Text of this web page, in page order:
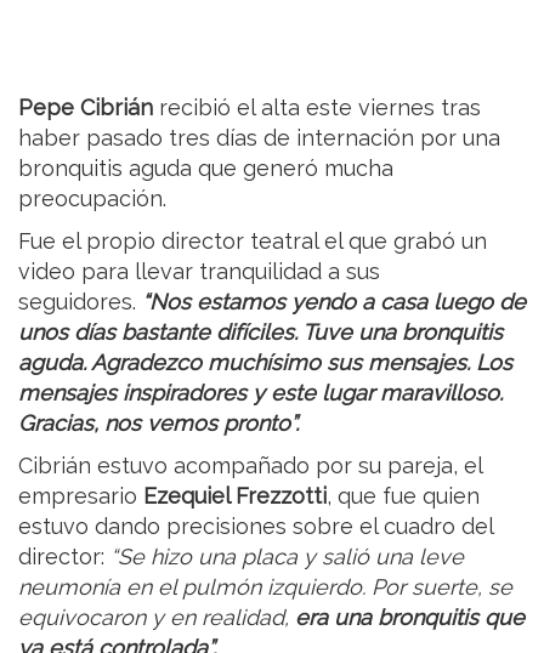
Pepe Cibrián recibió el alta este viernes tras
haber pasado tres días de internación por una
bronquitis aguda que generó mucha
preocupación.
Fue el propio director teatral el que grabó un
video para llevar tranquilidad a sus
seguidores. “Nos estamos yendo a casa luego de
unos días bastante difíciles. Tuve una bronquitis
aguda. Agradezco muchísimo sus mensajes. Los
mensajes inspiradores y este lugar maravilloso.
Gracias, nos vemos pronto”.
Cibrián estuvo acompañado por su pareja, el
empresario Ezequiel Frezzotti, que fue quien
estuvo dando precisiones sobre el cuadro del
director: “Se hizo una placa y salió una leve
neumonía en el pulmón izquierdo. Por suerte, se
equivocaron y en realidad, era una bronquitis que
ya está controlada”.